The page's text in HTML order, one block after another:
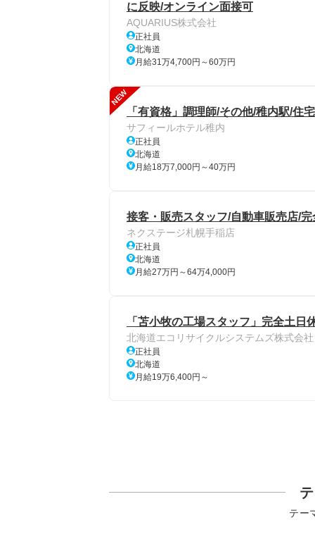
に反映/オンライン面接可
AQUARIUS株式会社
正社員
北海道
月給31万4,700円～60万円
NEW
「有資格」調理師/その他/稚内駅/住
サフィールホテル稚内
正社員
北海道
月給18万7,000円～40万円
接客・販売スタッフ/自動車販売店/
ネクステージ札幌手稲店
正社員
北海道
月給27万円～64万4,000円
「苫小牧の工場スタッフ」完全土
北海道エコリサイクルシステムズ株式会社
正社員
北海道
月給19万6,400円～
テー